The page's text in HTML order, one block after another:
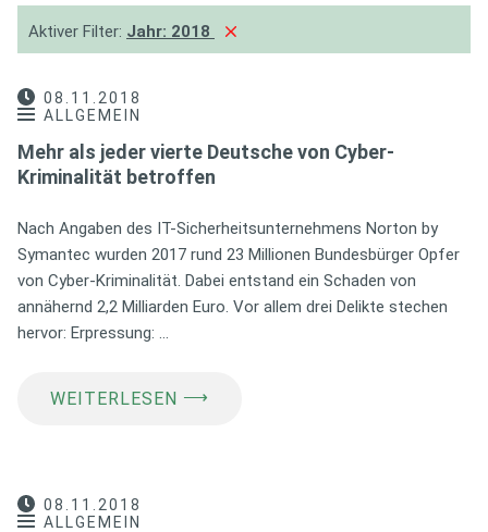
Aktiver Filter: Jahr: 2018
08.11.2018
ALLGEMEIN
Mehr als jeder vierte Deutsche von Cyber-
Kriminalität betroffen
Nach Angaben des IT-Sicherheitsunternehmens Norton by
Symantec wurden 2017 rund 23 Millionen Bundesbürger Opfer
von Cyber-Kriminalität. Dabei entstand ein Schaden von
annähernd 2,2 Milliarden Euro. Vor allem drei Delikte stechen
hervor: Erpressung: …
WEITERLESEN ⟶
08.11.2018
ALLGEMEIN